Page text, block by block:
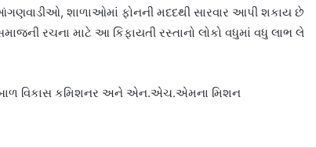
શાળાઓમાં ફોનની મદદથી સારવાર આપી શકાય છે
રચના માટે આ કિફાયતી રસ્તાનો લોકો વધુમાં વધુ લાભ લે
વિકાસ કમિશનર અને એન.એચ.એમના મિશન